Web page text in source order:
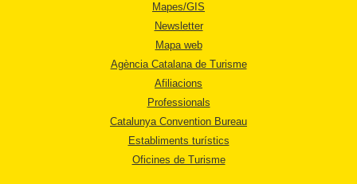
Mapes/GIS
Newsletter
Mapa web
Agència Catalana de Turisme
Afiliacions
Professionals
Catalunya Convention Bureau
Establiments turístics
Oficines de Turisme